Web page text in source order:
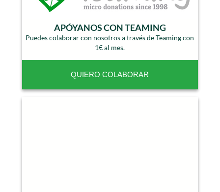
APÓYANOS CON TEAMING
Puedes colaborar con nosotros a través de Teaming con
1€ al mes.
QUIERO COLABORAR